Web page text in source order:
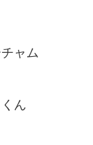
ャム
ん